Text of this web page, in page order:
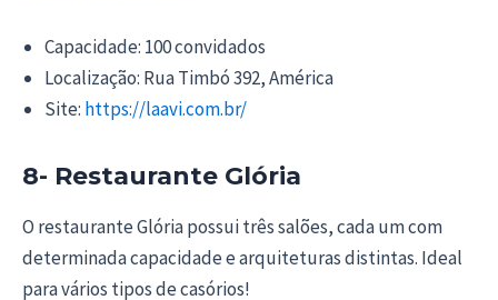
Capacidade: 100 convidados
Localização: Rua Timbó 392, América
Site: https://laavi.com.br/
8- Restaurante Glória
O restaurante Glória possui três salões, cada um com
determinada capacidade e arquiteturas distintas. Ideal
para vários tipos de casórios!